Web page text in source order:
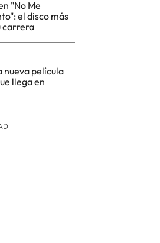
"No Me
el disco más
carrera
nueva película
llega en